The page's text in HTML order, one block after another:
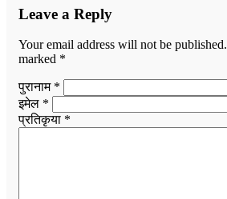
Leave a Reply
Your email address will not be published.
marked *
पुरानाम *
इमेल *
प्रतिकृया *